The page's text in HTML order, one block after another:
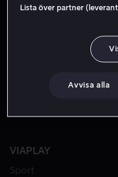
VIAPLAY
Sport
Lista över partner
Avvisa alla